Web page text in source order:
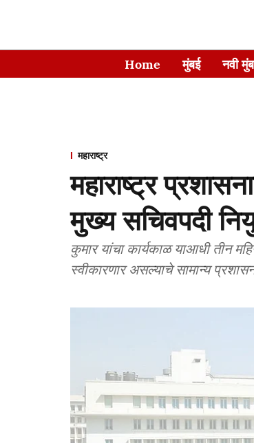
Home मुंबई नवी
महाराष्ट्र
महाराष्ट्र
मुख्य सचिवपदी
कुमार यांचा कार्यकाळ याआधी तीन
स्वीकारणार असल्याचे सामान्य